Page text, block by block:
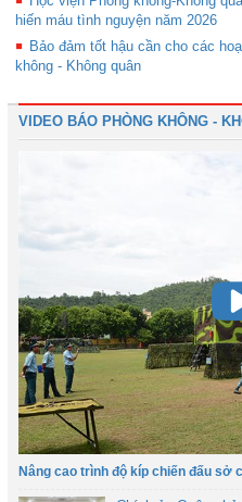
hiến máu tình nguyện năm 2026
Bảo đảm tốt hậu cần cho các
không - Không quân
VIDEO BÁO PHÒNG KHÔNG -
Nâng cao trình độ kíp chiến đấu sở